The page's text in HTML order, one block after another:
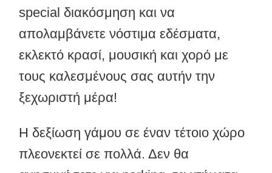
special διακόσμηση και να
απολαμβάνετε νόστιμα εδέσματα,
εκλεκτό κρασί, μουσική και χορό με
τους καλεσμένους σας αυτήν την
ξεχωριστή μέρα!
Η δεξίωση γάμου σε έναν τέτοιο χώρο
πλεονεκτεί σε πολλά. Δεν θα